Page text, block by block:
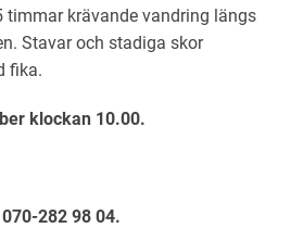
timmar krävande vandring längs
Stavar och stadiga skor
fika.
klockan 10.00.
282 98 04.